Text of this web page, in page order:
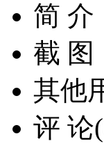
简 介
截 图
其他
评 论